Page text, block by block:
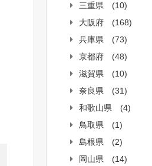
三重県
(10)
大阪府
(168)
兵庫県
(73)
京都府
(48)
滋賀県
(10)
奈良県
(31)
和歌山県
(4)
鳥取県
(1)
島根県
(2)
岡山県
(14)